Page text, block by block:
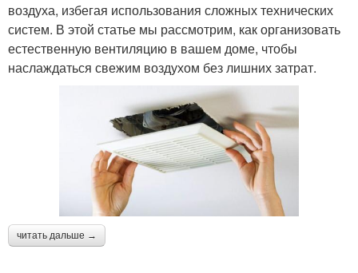
воздуха, избегая использования сложных технических
систем. В этой статье мы рассмотрим, как организовать
естественную вентиляцию в вашем доме, чтобы
наслаждаться свежим воздухом без лишних затрат.
читать дальше →